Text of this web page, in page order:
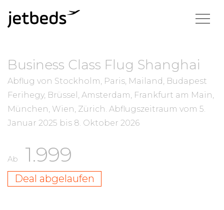
Business Class Flug Shanghai
Abflug von Stockholm, Paris, Mailand, Budapest
Ferihegy, Brüssel, Amsterdam, Frankfurt am Main,
München, Wien, Zürich. Abflugszeitraum vom 5.
Januar 2025 bis 8. Oktober 2026
Ab 1.999
Deal abgelaufen